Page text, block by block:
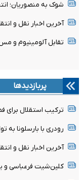
شوک به منصوریان؛
آخرین اخبار نقل و
تقابل آلومینیوم و
پربازدیدها
ترکیب استقلال برای
رودری با بارسلونا به
آخرین اخبار نقل و
کلین‌شیت فرعباسی و